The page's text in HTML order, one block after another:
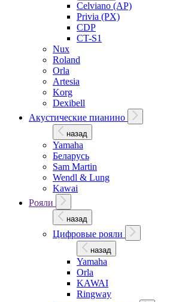
Celviano (AP)
Privia (PX)
CDP
CT-S1
Nux
Roland
Orla
Artesia
Korg
Dexibell
Акустические пианино
назад
Yamaha
Беларусь
Sam Martin
Wendl & Lung
Kawai
Рояли
назад
Цифровые рояли
назад
Yamaha
Orla
KAWAI
Ringway